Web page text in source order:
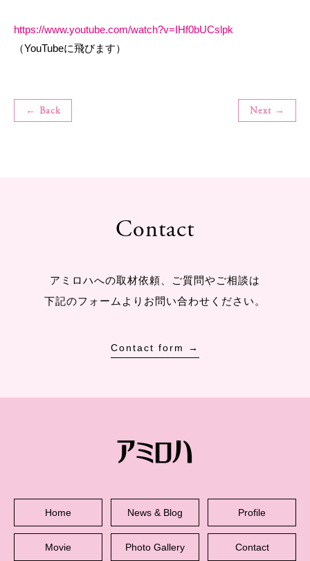
https://www.youtube.com/watch?v=IHf0bUCslpk
（YouTubeに飛びます）
← Back Next →
Contact
アミロハへの取材依頼、ご質問やご相談は
下記のフォームよりお問い合わせください。
Contact form →
Home News & Blog Profile
Movie Photo Gallery Contact